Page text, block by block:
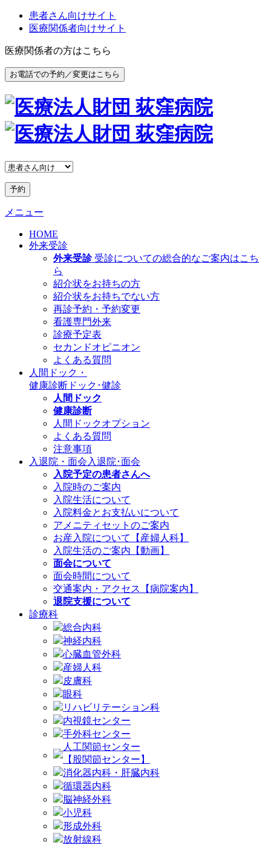
患者さん向けサイト
医療関係者向けサイト
医療関係者の方はこちら
お電話での予約／変更はこちら
予約
メニュー
HOME
外来受診
外来受診 受診についての総合的なご案内はこち
ら
紹介状をお持ちの方
紹介状をお持ちでない方
再診予約・予約変更
看護専門外来
診療予定表
セカンドオピニオン
よくある質問
人間ドック・
健康診断 ドック･健診
人間ドック
健康診断
人間ドックオプション
よくある質問
注意事項
入退院・面会 入退院･面会
入院予定の患者さんへ
入院時のご案内
入院生活について
入院料金とお支払いについて
アメニティセットのご案内
お産入院について【産婦人科】
入院生活のご案内【動画】
面会について
面会時間について
交通案内・アクセス【病院案内】
退院支援について
診療科
総合内科
神経内科
心臓血管外科
産婦人科
皮膚科
眼科
リハビリテーション科
内視鏡センター
手外科センター
人工関節センター
【股関節センター】
消化器内科・肝臓内科
循環器内科
脳神経外科
小児科
形成外科
放射線科